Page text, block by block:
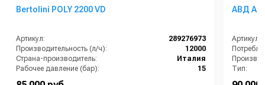
Bertolini POLY 2200 VD
Артикул:
289276973
Производительность (л/ч):
12000
Страна-производитель:
Италия
Рабочее давление (бар):
15
Мощность (кВт):
АВД
Артикул:
Тип: